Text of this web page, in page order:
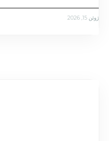
ژوئن 15, 2026